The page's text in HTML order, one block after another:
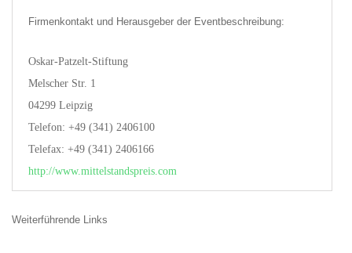
Firmenkontakt und Herausgeber der Eventbeschreibung:
Oskar-Patzelt-Stiftung
Melscher Str. 1
04299 Leipzig
Telefon: +49 (341) 2406100
Telefax: +49 (341) 2406166
http://www.mittelstandspreis.com
Weiterführende Links